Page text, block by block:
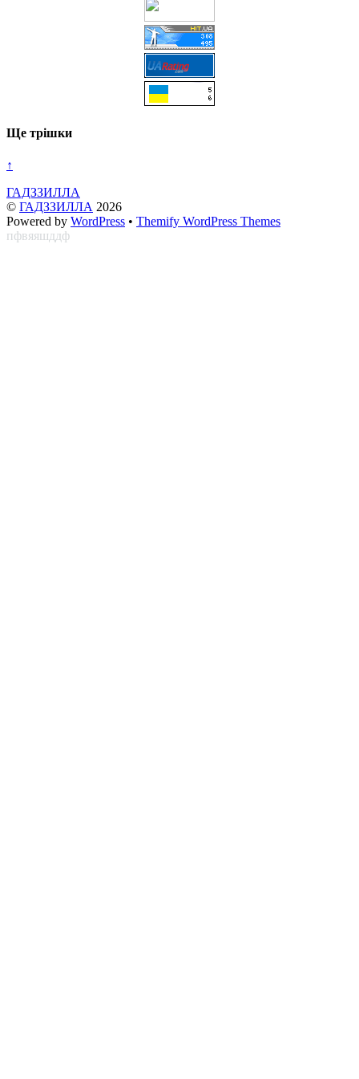
Ще трішки
↑
ГАДЗЗИЛЛА
© ГАДЗЗИЛЛА 2026
Powered by WordPress • Themify WordPress Themes
пфвяяшддф